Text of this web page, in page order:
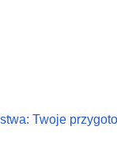
Twoje